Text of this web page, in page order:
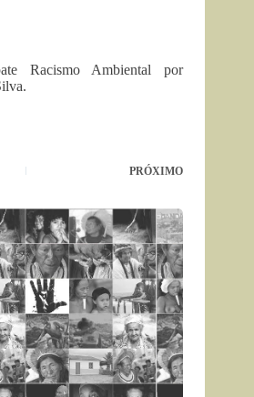
Racismo Ambiental por
PRÓXIMO